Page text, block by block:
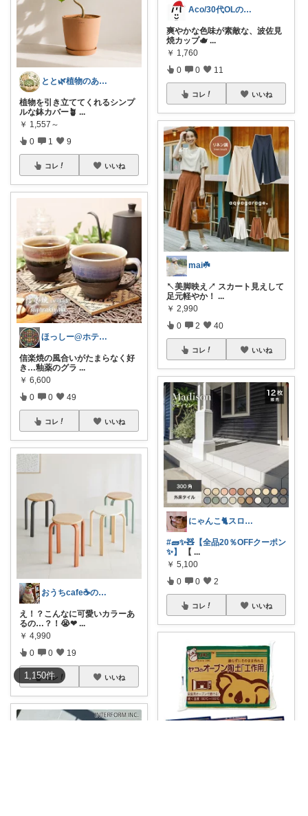
1,150件
とと🌿植物のある暮らし
植物を引き立ててくれるシンプ
ルな鉢カバー🪴 ...
￥ 1,557～
0 1 9
コレ いいね
ほっしー@ホテルのような家を目指して
信楽焼の風合いがたまらなく好
き…釉薬のグラ ...
￥ 6,600
0 0 49
コレ いいね
おうちcafe☕のayatarou🍰
え！？こんなに可愛いカラーあ
るの…？！😭❤ ...
￥ 4,990
0 0 19
コレ いいね
Aco/30代OLの心踊る厳選アイテム
爽やかな色味が素敵な、波佐見
焼カップ🫖 ...
￥ 1,760
0 0 11
コレ いいね
mai☘️
↖美脚映え↗ スカート見えして
足元軽やか！ ...
￥ 2,990
0 2 40
コレ いいね
にゃんこ🐈スローです🐢💦
#🧱✨🧸【全品20％OFFクーポン
✨】
【 ...
￥ 5,100
0 0 2
コレ いいね